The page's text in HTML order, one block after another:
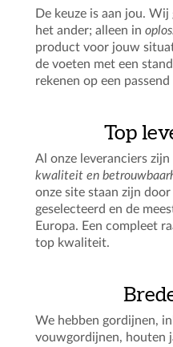
De keuze is aan jou.
het ander; alleen in
product voor jouw
de voeten met een
rekenen op een passend
Top
Al onze leveranciers
kwaliteit en
onze site staan zijn
geselecteerd en de
Europa. Een compleet
top kwaliteit.
We hebben gordijnen,
vouwgordijnen, houten